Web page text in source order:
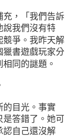
充，「我們告訴
說我們沒有特
競爭。我昨天解
獵書遊戲玩家分
同的謎題。
的目光。事實
答錯了。她可
認自己還沒解